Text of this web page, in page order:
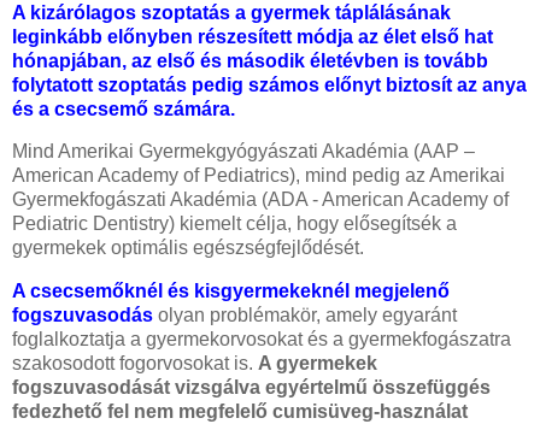
A kizárólagos szoptatás a gyermek táplálásának
leginkább előnyben részesített módja az élet első hat
hónapjában, az első és második életévben is tovább
folytatott szoptatás pedig számos előnyt biztosít az anya
és a csecsemő számára.
Mind Amerikai Gyermekgyógyászati Akadémia (AAP –
American Academy of Pediatrics), mind pedig az Amerikai
Gyermekfogászati Akadémia (ADA - American Academy of
Pediatric Dentistry) kiemelt célja, hogy elősegítsék a
gyermekek optimális egészségfejlődését.
A csecsemőknél és kisgyermekeknél megjelenő
fogszuvasodás olyan problémakör, amely egyaránt
foglalkoztatja a gyermekorvosokat és a gyermekfogászatra
szakosodott fogorvosokat is. A gyermekek
fogszuvasodását vizsgálva egyértelmű összefüggés
fedezhető fel nem megfelelő cumisüveg-használat